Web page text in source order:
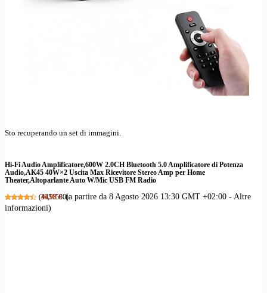
Sto recuperando un set di immagini.
Hi-Fi Audio Amplificatore,600W 2.0CH Bluetooth 5.0 Amplificatore di Potenza
Audio,AK45 40W×2 Uscita Max Ricevitore Stereo Amp per Home
Theater,Altoparlante Auto W/Mic USB FM Radio
(4451580)
36,98 € (a partire da 8 Agosto 2026 13:30 GMT +02:00 - Altre
informazioni)